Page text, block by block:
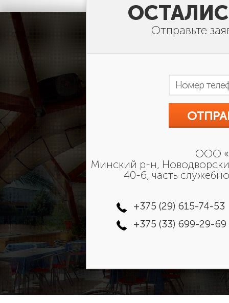
Отправьте
ООО
Минский р-н,
40-6, часть
+375 (29) 615-74-53
+375 (33) 699-29-69